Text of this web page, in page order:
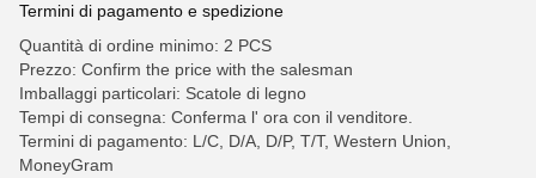
Termini di pagamento e spedizione
Quantità di ordine minimo: 2 PCS
Prezzo: Confirm the price with the salesman
Imballaggi particolari: Scatole di legno
Tempi di consegna: Conferma l' ora con il venditore.
Termini di pagamento: L/C, D/A, D/P, T/T, Western Union,
MoneyGram